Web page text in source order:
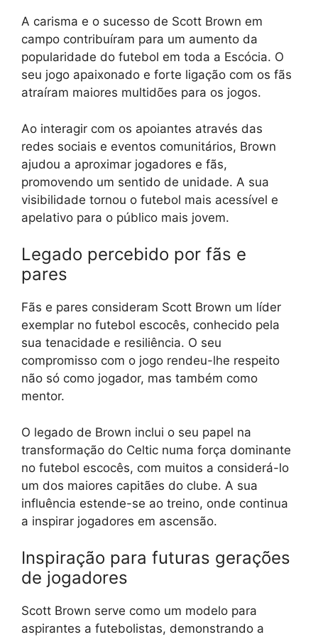
A carisma e o sucesso de Scott Brown em
campo contribuíram para um aumento da
popularidade do futebol em toda a Escócia. O
seu jogo apaixonado e forte ligação com os fãs
atraíram maiores multidões para os jogos.
Ao interagir com os apoiantes através das
redes sociais e eventos comunitários, Brown
ajudou a aproximar jogadores e fãs,
promovendo um sentido de unidade. A sua
visibilidade tornou o futebol mais acessível e
apelativo para o público mais jovem.
Legado percebido por fãs e
pares
Fãs e pares consideram Scott Brown um líder
exemplar no futebol escocês, conhecido pela
sua tenacidade e resiliência. O seu
compromisso com o jogo rendeu-lhe respeito
não só como jogador, mas também como
mentor.
O legado de Brown inclui o seu papel na
transformação do Celtic numa força dominante
no futebol escocês, com muitos a considerá-lo
um dos maiores capitães do clube. A sua
influência estende-se ao treino, onde continua
a inspirar jogadores em ascensão.
Inspiração para futuras gerações
de jogadores
Scott Brown serve como um modelo para
aspirantes a futebolistas, demonstrando a